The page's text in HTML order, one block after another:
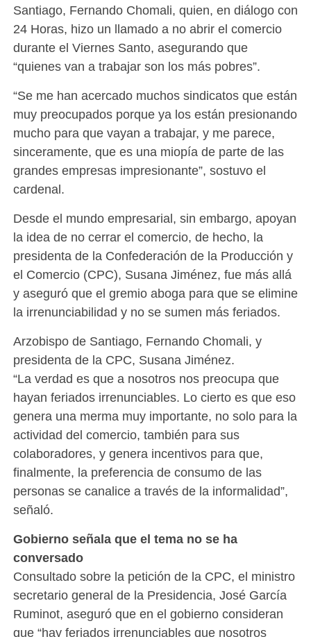
Santiago, Fernando Chomali, quien, en diálogo con
24 Horas, hizo un llamado a no abrir el comercio
durante el Viernes Santo, asegurando que
“quienes van a trabajar son los más pobres”.
“Se me han acercado muchos sindicatos que están
muy preocupados porque ya los están presionando
mucho para que vayan a trabajar, y me parece,
sinceramente, que es una miopía de parte de las
grandes empresas impresionante”, sostuvo el
cardenal.
Desde el mundo empresarial, sin embargo, apoyan
la idea de no cerrar el comercio, de hecho, la
presidenta de la Confederación de la Producción y
el Comercio (CPC), Susana Jiménez, fue más allá
y aseguró que el gremio aboga para que se elimine
la irrenunciabilidad y no se sumen más feriados.
Arzobispo de Santiago, Fernando Chomali, y
presidenta de la CPC, Susana Jiménez.
“La verdad es que a nosotros nos preocupa que
hayan feriados irrenunciables. Lo cierto es que eso
genera una merma muy importante, no solo para la
actividad del comercio, también para sus
colaboradores, y genera incentivos para que,
finalmente, la preferencia de consumo de las
personas se canalice a través de la informalidad”,
señaló.
Gobierno señala que el tema no se ha
conversado
Consultado sobre la petición de la CPC, el ministro
secretario general de la Presidencia, José García
Ruminot, aseguró que en el gobierno consideran
que “hay feriados irrenunciables que nosotros